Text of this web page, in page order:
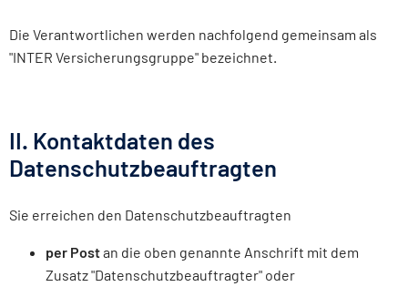
Die Verantwortlichen werden nachfolgend gemeinsam als
"INTER Versicherungsgruppe" bezeichnet.
II. Kontaktdaten des
Datenschutzbeauftragten
Sie erreichen den Datenschutzbeauftragten
per Postan die oben genannte Anschrift mit dem
Zusatz "Datenschutzbeauftragter" oder